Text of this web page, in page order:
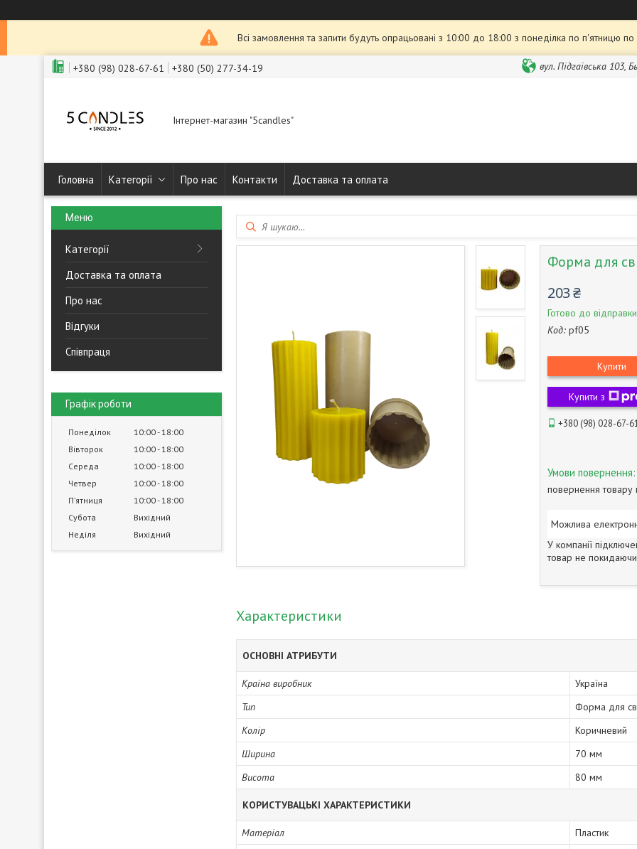
Всі замовлення та запити будуть опрацьовані з 10:00 до 18:00 з понеділка по п'ятницю
+380 (98) 028-67-61 +380 (50) 277-34-19 вул. Підгаївська 103,
Інтернет-магазин "5candles"
Головна Категорії Про нас Контакти Доставка та оплата
Категорії
Доставка та оплата
Про нас
Відгуки
Співпраця
Графік роботи
Понеділок 10:00 18:00
Вівторок
10:00 18:00
Середа
10:00 18:00
Четвер
10:00 18:00
Пʼятниця
10:00 18:00
Субота
Вихідний
Неділя
Вихідний
Форма для
203 ₴
Готово до відправки
Код: pf05
Купити
Купити з
+380 (98) 028-67-
повернення
У компанії
товар не покидаючи
Характеристики
ОСНОВНІ АТРИБУТИ
Країна виробник
Україна
Тип
Форма для
Колір
Коричневий
Ширина
70 мм
Висота
80 мм
КОРИСТУВАЦЬКІ ХАРАКТЕРИСТИКИ
Матеріал
Пластик